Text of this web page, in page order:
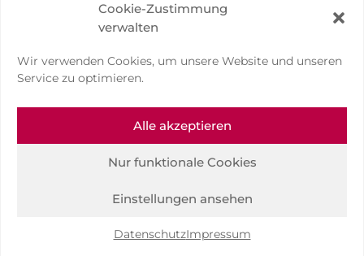
Cookie-Zustimmung
verwalten
Wir verwenden Cookies, um unsere Website und unseren
Service zu optimieren.
Alle akzeptieren
Nur funktionale Cookies
Einstellungen ansehen
DatenschutzImpressum
Impressum Datenschutz
Designed by IDEENWELLE